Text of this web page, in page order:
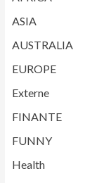
ASIA
AUSTRALIA
EUROPE
Externe
FINANTE
FUNNY
Health